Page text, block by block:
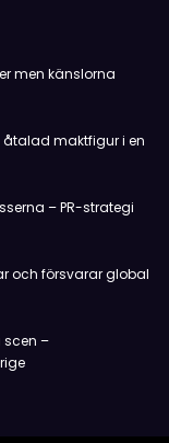
men känslorna
åtalad maktfigur i en
– PR-strategi
och försvarar global
scen –